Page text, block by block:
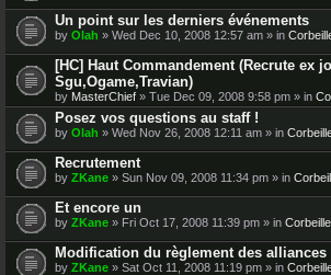
Un point sur les derniers événements
by Olah » Wed Dec 10, 2008 12:57 am » in
[HC] Haut Commandement (Recrute ex
Sgu,Ogame,Travian)
by MasterChief » Tue Dec 09, 2008 9:58 pm » in
Posez vos questions au staff !
by Olah » Wed Nov 26, 2008 12:11 am » in
Recrutement
by ZKane » Sun Nov 09, 2008 11:34 pm » in
Et encore un
by ZKane » Fri Oct 17, 2008 11:39 pm » in Corbeille
Modification du règlement des alliances
by ZKane » Sat Oct 11, 2008 11:19 pm » in